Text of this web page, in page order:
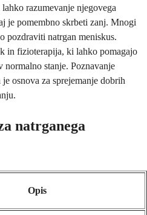
razumevanje njegovega
je pomembno skrbeti zanj. Mnogi
pozdraviti natrgan meniskus.
in fizioterapija, ki lahko pomagajo
stanje. Poznavanje
osnova za sprejemanje dobrih
natrganega
Opis